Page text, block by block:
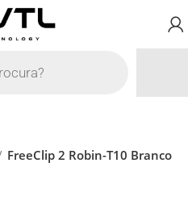
FreeClip 2 Robin-T10 Branco